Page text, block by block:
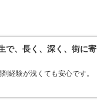
で、長く、深く、街に寄
経験が浅くても安心です。